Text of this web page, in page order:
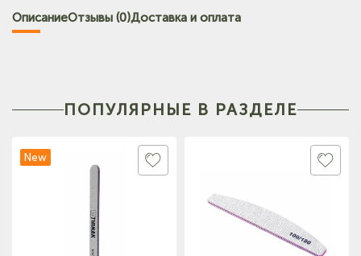
Тел: +7-903-947-9492
ОписаниеОтзывы (0)Доставка и оплата
ПОПУЛЯРНЫЕ В РАЗДЕЛЕ
New